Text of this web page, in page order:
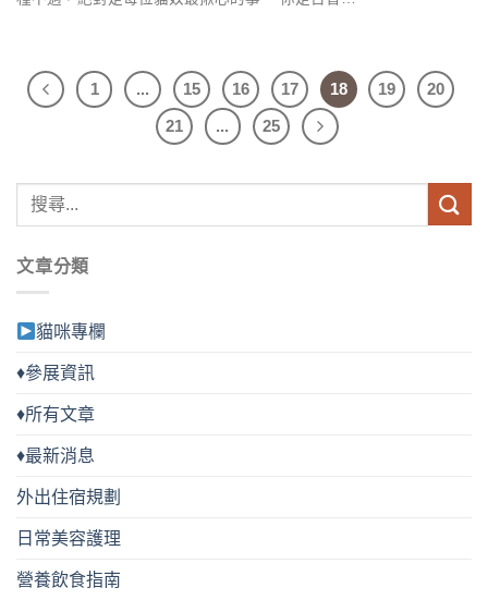
1 ... 15 16 17 18 19
20
21
... 25
文章分類
貓咪專欄
♦參展資訊
♦所有文章
♦最新消息
外出住宿規劃
日常美容護理
營養飲食指南